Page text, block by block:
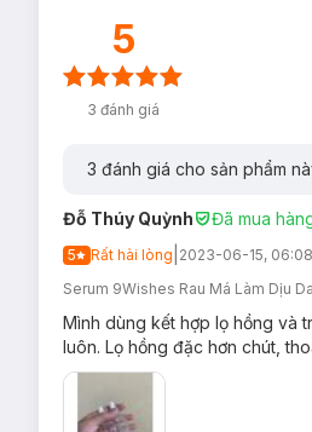
5
3 đánh giá
3 đánh giá cho sản phẩm
Đỗ Thúy Quỳnh Đã mua
5 Rất hài lòng 2023-06-15, 06:08
Serum 9Wishes Rau Má Làm Dịu
Mình dùng kết hợp lọ hồng và
luôn. Lọ hồng đặc hơn chút,